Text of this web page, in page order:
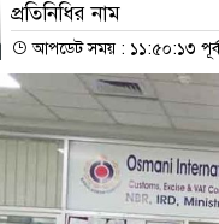
প্রতিনিধির নাম
আপডেট সময় : ১১:৫০:১৩